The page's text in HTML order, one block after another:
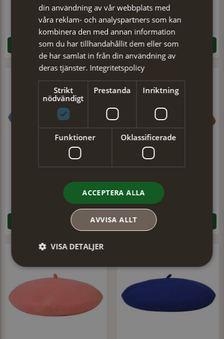
Basker B2
349 kr
VISA PRODUKTEN
Basker B2
349 kr
VISA PRODUKTEN
Basker B2
349 kr
VISA PRODUKTEN
Basker B2
349 kr
VISA PRODUKTEN
din användning av vår webbplats med
våra reklam- och analyspartners som kan
kombinera den med annan information
som du har tillhandahållit dem eller som
de har samlat in från din användning av
deras tjänster. Integritetspolicy
Strikt
nödvändigt
Prestanda Inriktning
Funktioner Oklassificerade
ACCEPTERA ALLA
AVVISA ALLT
VISA DETALJER